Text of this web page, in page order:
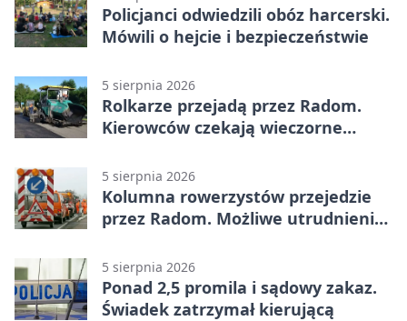
Policjanci odwiedzili obóz harcerski.
Mówili o hejcie i bezpieczeństwie
5 sierpnia 2026
Rolkarze przejadą przez Radom.
Kierowców czekają wieczorne
5 sierpnia 2026
Kolumna rowerzystów przejedzie
przez Radom. Możliwe utrudnienia
5 sierpnia 2026
Ponad 2,5 promila i sądowy zakaz.
Świadek zatrzymał kierującą